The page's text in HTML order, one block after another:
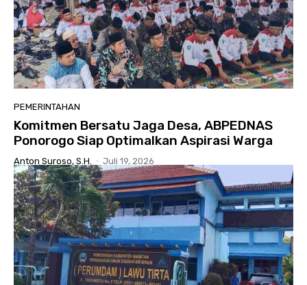
PEMERINTAHAN
Komitmen Bersatu Jaga Desa, ABPEDNAS
Ponorogo Siap Optimalkan Aspirasi Warga
Anton Suroso, S.H. - Juli 19, 2026